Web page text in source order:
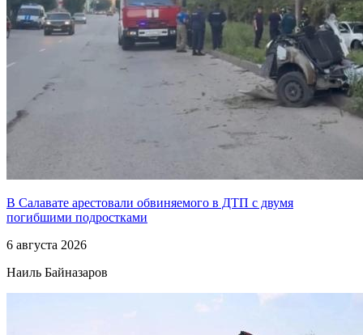
В Салавате арестовали обвиняемого в ДТП с двумя
погибшими подростками
6 августа 2026
Наиль Байназаров